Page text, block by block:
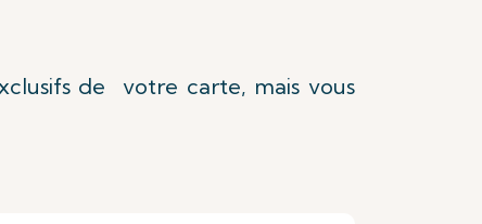
de votre carte, mais vous